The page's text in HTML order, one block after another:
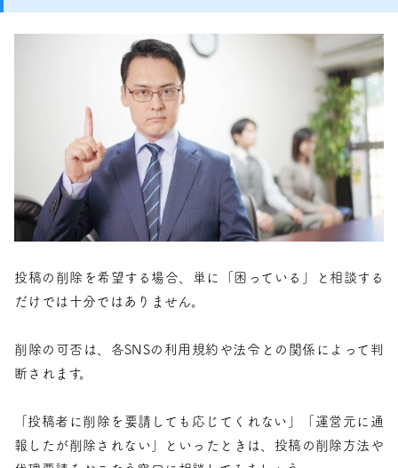
投稿の削除を希望する場合、単に「困っている」と相談する
だけでは十分ではありません。
削除の可否は、各SNSの利用規約や法令との関係によって判
断されます。
「投稿者に削除を要請しても応じてくれない」「運営元に通
報したが削除されない」といったときは、投稿の削除方法や